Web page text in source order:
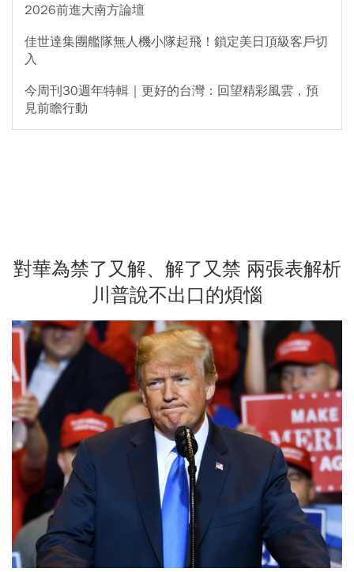
2026前進大南方論壇
佳世達集團艦隊無人機小隊起飛！鎖定美日頂級客戶切
入
今周刊30週年特輯｜更好的台灣：回望精彩風雲，預
見前瞻行動
對華為禁了又解、解了又禁 兩張表解析
川普說不出口的煩惱